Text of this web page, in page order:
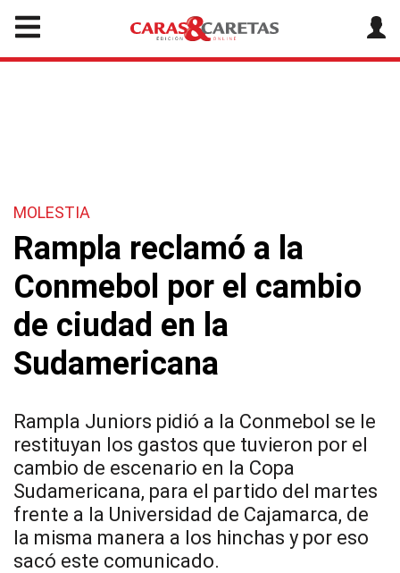
MOLESTIA
Rampla reclamó a la
Conmebol por el cambio
de ciudad en la
Sudamericana
Rampla Juniors pidió a la Conmebol se le
restituyan los gastos que tuvieron por el
cambio de escenario en la Copa
Sudamericana, para el partido del martes
frente a la Universidad de Cajamarca, de
la misma manera a los hinchas y por eso
sacó este comunicado.